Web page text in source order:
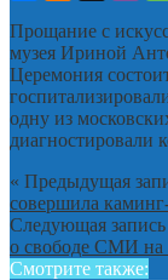
Прощание с
музея Ириной
Церемония
одну из
диагностировали
« Предыдущая
совершила
Следующая запись
о свободе СМИ на
Смотрите также: